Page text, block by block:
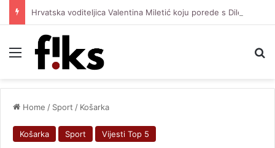
Menu
Home / Sport / Košarka
Košarka Sport Vijesti Top 5